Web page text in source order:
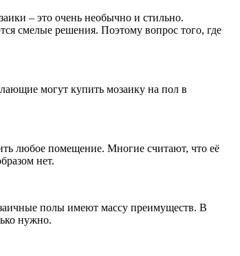
– это очень необычно и стильно.
смелые решения. Поэтому вопрос того, где
могут купить мозаику на пол в
любое помещение. Многие считают, что её
нет.
полы имеют массу преимуществ. В
нужно.